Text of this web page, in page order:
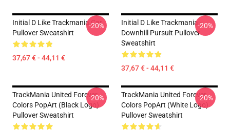
Initial D Like Trackmania Car
Pullover Sweatshirt
37,67 € - 44,11 €
-20%
Initial D Like Trackmania -
Downhill Pursuit Pullover
Sweatshirt
37,67 € - 44,11 €
-20%
TrackMania United Forever
Colors PopArt (Black Logo)
Pullover Sweatshirt
-20%
TrackMania United Forever
Colors PopArt (White Logo)
Pullover Sweatshirt
-20%